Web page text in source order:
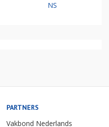
NS
PARTNERS
Vakbond Nederlands